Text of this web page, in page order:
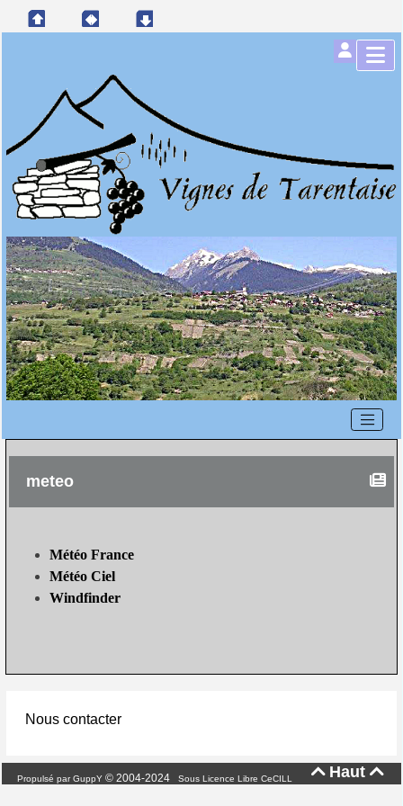
meteo
Météo France
Météo Ciel
Windfinder
Nous contacter
Haut 
Propulsé par GuppY © 2004-2024 Sous Licence Libre CeCILL